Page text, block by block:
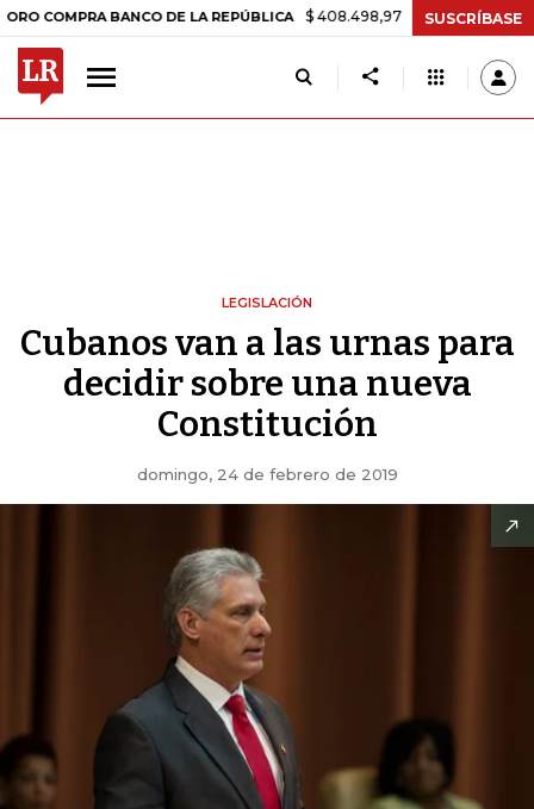
BANCO DE LA REPÚBLICA $ 408.498,97 +$ 8.753,81 +2,19%
SUSCRÍBASE
LEGISLACIÓN
Cubanos van a las urnas para
decidir sobre una nueva
Constitución
domingo, 24 de febrero de 2019